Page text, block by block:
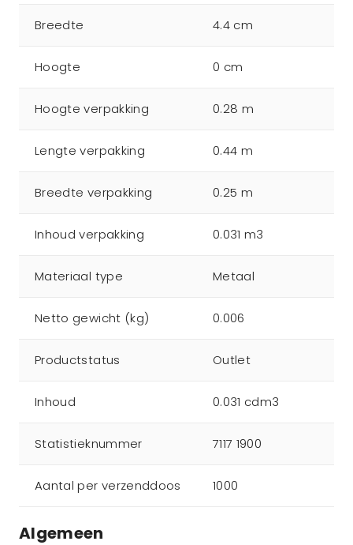
Breedte 4.4 cm
Hoogte 0 cm
Hoogte verpakking 0.28 m
Lengte verpakking 0.44 m
Breedte verpakking 0.25 m
Inhoud verpakking 0.031 m3
Materiaal type Metaal
Netto gewicht (kg) 0.006
Productstatus Outlet
Inhoud 0.031 cdm3
Statistieknummer 7117 1900
Aantal per verzenddoos 1000
Algemeen